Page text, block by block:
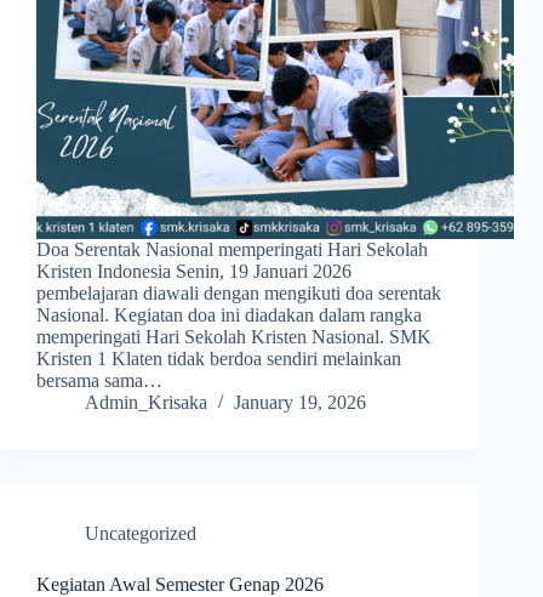
Doa Serentak Nasional memperingati Hari Sekolah
Kristen Indonesia Senin, 19 Januari 2026
pembelajaran diawali dengan mengikuti doa serentak
Nasional. Kegiatan doa ini diadakan dalam rangka
memperingati Hari Sekolah Kristen Nasional. SMK
Kristen 1 Klaten tidak berdoa sendiri melainkan
bersama sama…
Admin_Krisaka
January 19, 2026
Uncategorized
Kegiatan Awal Semester Genap 2026